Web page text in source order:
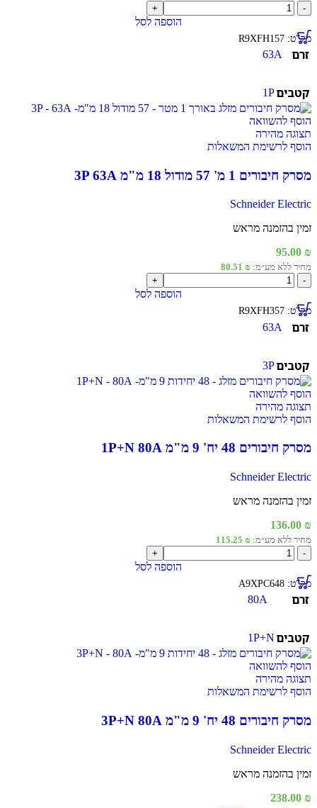
כמות
של
חיבורים
1
מודול
18
מ"מ
1P
63A
הוספה לסל
מק”ט: R9XFH157
זרם 63A
קטבים1P
הוסף להשוואה
תצוגה מהירה
הוסף לרשימת המשאלות
מסרק חיבורים 1 מ' 57 מודול 18 מ"מ 3P 63A
Schneider Electric
זמין בהזמנה מראש
95.00 ₪
מחיר ללא מע״מ: 80.51 ₪
כמות
של
חיבורים
1
מודול
18
מ"מ
3P
63A
הוספה לסל
מק”ט: R9XFH357
זרם 63A
קטבים3P
הוסף להשוואה
תצוגה מהירה
הוסף לרשימת המשאלות
מסרק חיבורים 48 יח' 9 מ"מ 1P+N 80A
Schneider Electric
זמין בהזמנה מראש
136.00 ₪
מחיר ללא מע״מ: 115.25 ₪
כמות
של
חיבורים
48
מ"מ
1P+N
80A
הוספה לסל
מק”ט: A9XPC648
זרם 80A
קטבים 1P+N
הוסף להשוואה
תצוגה מהירה
הוסף לרשימת המשאלות
מסרק חיבורים 48 יח' 9 מ"מ 3P+N 80A
Schneider Electric
זמין בהזמנה מראש
238.00 ₪